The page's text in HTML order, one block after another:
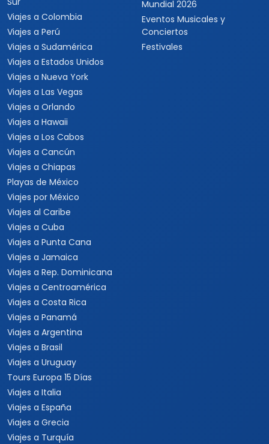
Viajes a Colombia
Viajes a Perú
Viajes a Sudamérica
Viajes a Estados Unidos
Viajes a Nueva York
Viajes a Las Vegas
Viajes a Orlando
Viajes a Hawaii
Viajes a Los Cabos
Viajes a Cancún
Viajes a Chiapas
Playas de México
Viajes por México
Viajes al Caribe
Viajes a Cuba
Viajes a Punta Cana
Viajes a Jamaica
Viajes a Rep. Dominicana
Viajes a Centroamérica
Viajes a Costa Rica
Viajes a Panamá
Viajes a Argentina
Viajes a Brasil
Viajes a Uruguay
Tours Europa 15 Días
Viajes a Italia
Viajes a España
Viajes a Grecia
Viajes a Turquía
Mundial 2026
Eventos Musicales y
Conciertos
Festivales